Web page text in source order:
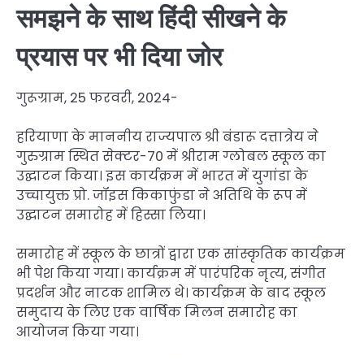
समझने के साथ हिंदी सीखने के
प्रयास पर भी दिया जोर
गुरूग्राम, 25 फरवरी, 2024-
हरियाणा के माननीय राज्यपाल श्री बंडारू दत्तात्रेय ने
गुरुग्राम स्थित सेक्टर-70 में श्रीराम ग्लोबल स्कूल का
उद्घाटन किया। इस कार्यक्रम में भारत में युगांडा के
उच्चायुक्त प्रो. जॉइस किकाफुंडा ने अतिथि के रूप में
उद्घाटन समारोह में हिस्सा लिया।
समारोह में स्कूल के छात्रों द्वारा एक सांस्कृतिक कार्यक्रम
भी पेश किया गया। कार्यक्रम में पारंपरिक नृत्य, संगीत
प्रदर्शन और नाटक शामिल थे। कार्यक्रम के बाद स्कूल
समुदाय के लिए एक वार्षिक मिलन समारोह का
आयोजन किया गया।